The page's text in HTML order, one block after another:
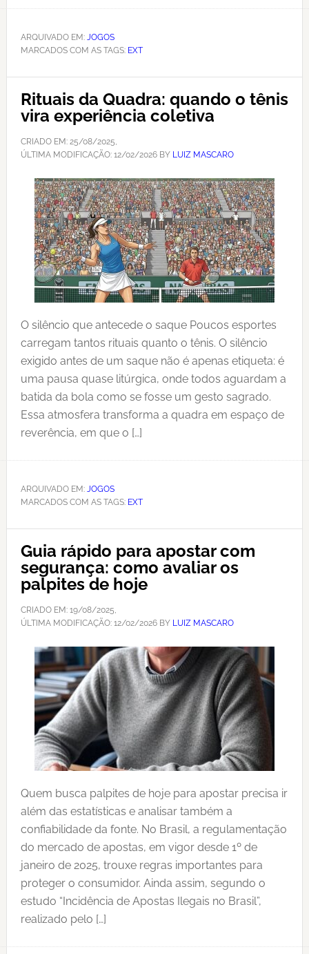
ARQUIVADO EM: JOGOS
MARCADOS COM AS TAGS: EXT
Rituais da Quadra: quando o tênis
vira experiência coletiva
CRIADO EM: 25/08/2025,
ÚLTIMA MODIFICAÇÃO: 12/02/2026BY LUIZ MASCARO
O silêncio que antecede o saque Poucos esportes
carregam tantos rituais quanto o tênis. O silêncio
exigido antes de um saque não é apenas etiqueta: é
uma pausa quase litúrgica, onde todos aguardam a
batida da bola como se fosse um gesto sagrado.
Essa atmosfera transforma a quadra em espaço de
reverência, em que o […]
ARQUIVADO EM: JOGOS
MARCADOS COM AS TAGS: EXT
Guia rápido para apostar com
segurança: como avaliar os
palpites de hoje
CRIADO EM: 19/08/2025,
ÚLTIMA MODIFICAÇÃO: 12/02/2026BY LUIZ MASCARO
Quem busca palpites de hoje para apostar precisa ir
além das estatísticas e analisar também a
confiabilidade da fonte. No Brasil, a regulamentação
do mercado de apostas, em vigor desde 1º de
janeiro de 2025, trouxe regras importantes para
proteger o consumidor. Ainda assim, segundo o
estudo “Incidência de Apostas Ilegais no Brasil”,
realizado pelo […]